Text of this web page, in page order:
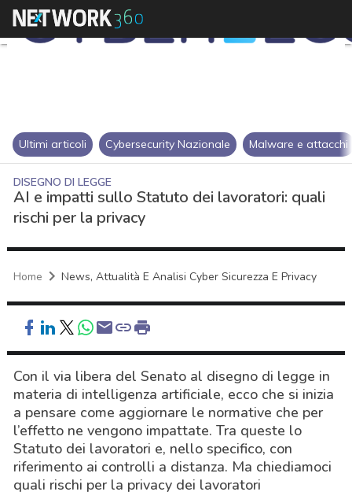
Ultimi articoli Cybersecurity Nazionale Malware e attacchi
DISEGNO DI LEGGE
AI e impatti sullo Statuto dei lavoratori: quali
rischi per la privacy
Home News, Attualità E Analisi Cyber Sicurezza E Privacy
Con il via libera del Senato al disegno di legge in
materia di intelligenza artificiale, ecco che si inizia
a pensare come aggiornare le normative che per
l’effetto ne vengono impattate. Tra queste lo
Statuto dei lavoratori e, nello specifico, con
riferimento ai controlli a distanza. Ma chiediamoci
quali rischi per la privacy dei lavoratori